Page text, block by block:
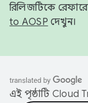
রিলিজটিকে
to AOSP দেখুন।
এই পৃষ্ঠাটি Cloud